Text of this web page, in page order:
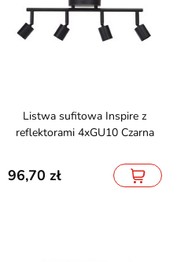
Listwa sufitowa Inspire z
reflektorami 4xGU10 Czarna
96,70